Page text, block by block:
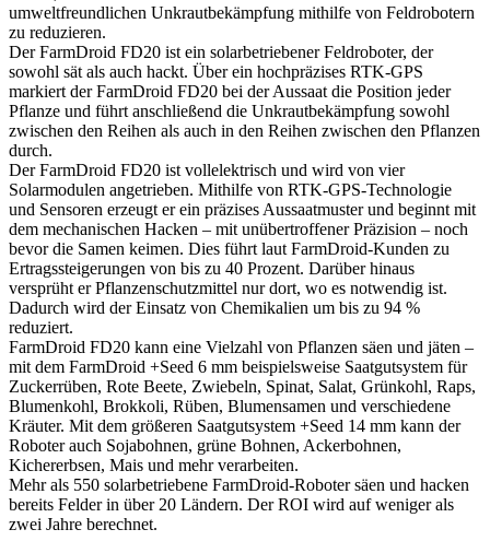
umweltfreundlichen Unkrautbekämpfung mithilfe von Feldrobotern
zu reduzieren.
Der FarmDroid FD20 ist ein solarbetriebener Feldroboter, der
sowohl sät als auch hackt. Über ein hochpräzises RTK-GPS
markiert der FarmDroid FD20 bei der Aussaat die Position jeder
Pflanze und führt anschließend die Unkrautbekämpfung sowohl
zwischen den Reihen als auch in den Reihen zwischen den Pflanzen
durch.
Der FarmDroid FD20 ist vollelektrisch und wird von vier
Solarmodulen angetrieben. Mithilfe von RTK-GPS-Technologie
und Sensoren erzeugt er ein präzises Aussaatmuster und beginnt mit
dem mechanischen Hacken – mit unübertroffener Präzision – noch
bevor die Samen keimen. Dies führt laut FarmDroid-Kunden zu
Ertragssteigerungen von bis zu 40 Prozent. Darüber hinaus
versprüht er Pflanzenschutzmittel nur dort, wo es notwendig ist.
Dadurch wird der Einsatz von Chemikalien um bis zu 94 %
reduziert.
FarmDroid FD20 kann eine Vielzahl von Pflanzen säen und jäten –
mit dem FarmDroid +Seed 6 mm beispielsweise Saatgutsystem für
Zuckerrüben, Rote Beete, Zwiebeln, Spinat, Salat, Grünkohl, Raps,
Blumenkohl, Brokkoli, Rüben, Blumensamen und verschiedene
Kräuter. Mit dem größeren Saatgutsystem +Seed 14 mm kann der
Roboter auch Sojabohnen, grüne Bohnen, Ackerbohnen,
Kichererbsen, Mais und mehr verarbeiten.
Mehr als 550 solarbetriebene FarmDroid-Roboter säen und hacken
bereits Felder in über 20 Ländern. Der ROI wird auf weniger als
zwei Jahre berechnet.